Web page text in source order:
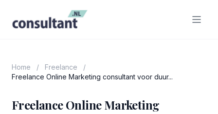
Home / Freelance
/
Freelance Online Marketing consultant voor duur...
Freelance Online Marketing